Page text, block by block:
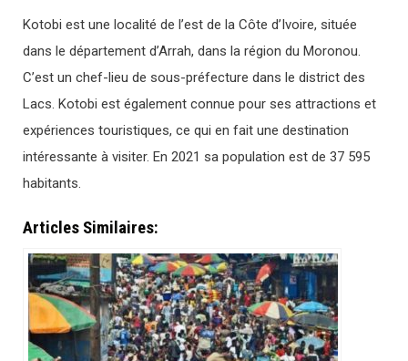
Kotobi est une localité de l’est de la Côte d’Ivoire, située
dans le département d’Arrah, dans la région du Moronou.
C’est un chef-lieu de sous-préfecture dans le district des
Lacs. Kotobi est également connue pour ses attractions et
expériences touristiques, ce qui en fait une destination
intéressante à visiter. En 2021 sa population est de 37 595
habitants.
Articles Similaires: